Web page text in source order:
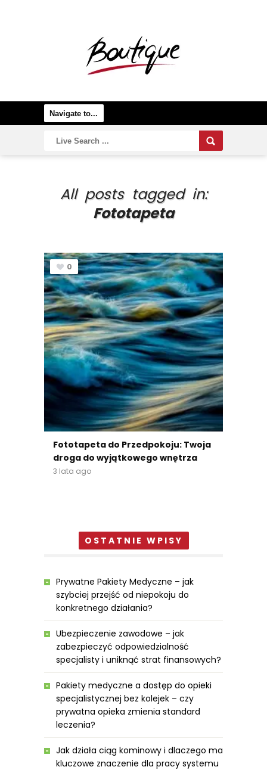
All posts tagged in:
Fototapeta
0
Fototapeta do Przedpokoju: Twoja
droga do wyjątkowego wnętrza
3 lata ago
OSTATNIE WPISY
Prywatne Pakiety Medyczne – jak
szybciej przejść od niepokoju do
konkretnego działania?
Ubezpieczenie zawodowe – jak
zabezpieczyć odpowiedzialność
specjalisty i uniknąć strat finansowych?
Pakiety medyczne a dostęp do opieki
specjalistycznej bez kolejek – czy
prywatna opieka zmienia standard
leczenia?
Jak działa ciąg kominowy i dlaczego ma
kluczowe znaczenie dla pracy systemu